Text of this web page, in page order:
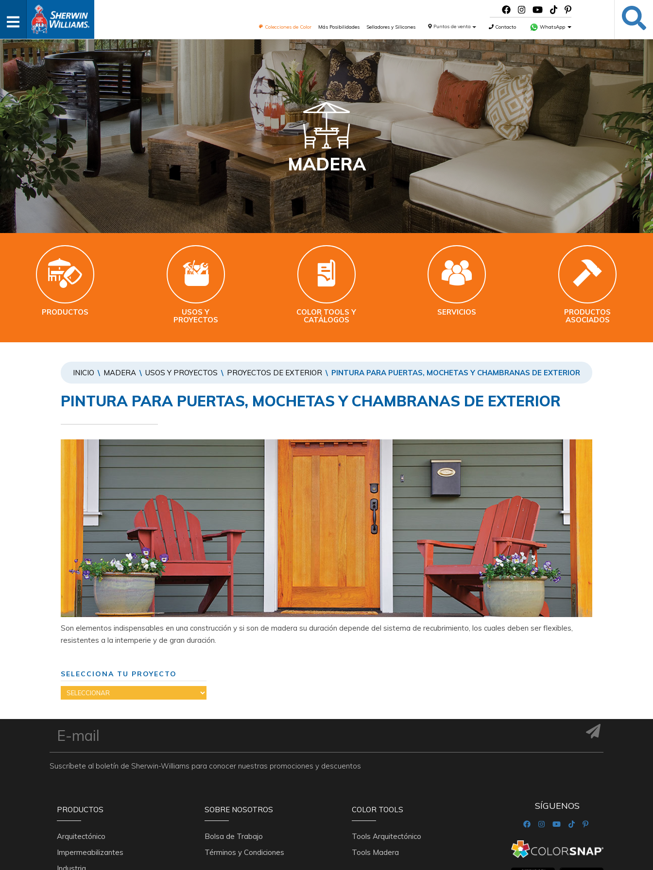
Colecciones de Color Más Posibilidades Selladores y Silicones Puntos de venta Contacto WhatsApp
MADERA
PRODUCTOS
USOS Y
PROYECTOS
COLOR TOOLS Y
CATÁLOGOS
SERVICIOS
PRODUCTOS
ASOCIADOS
INICIO \ MADERA \ USOS Y PROYECTOS \ PROYECTOS DE EXTERIOR \ PINTURA PARA PUERTAS, MOCHETAS Y CHAMBRANAS DE EXTERIOR
PINTURA PARA PUERTAS, MOCHETAS Y CHAMBRANAS DE EXTERIOR
Son elementos indispensables en una construcción y si son de madera su duración depende del sistema de recubrimiento, los cuales deben ser flexibles,
resistentes a la intemperie y de gran duración.
SELECCIONA TU PROYECTO
Suscríbete al boletín de Sherwin-Williams para conocer nuestras promociones y descuentos
PRODUCTOS
Arquitectónico
Impermeabilizantes
SOBRE NOSOTROS
Bolsa de Trabajo
Términos y Condiciones
COLOR TOOLS
Tools Arquitectónico
Tools Madera
SÍGUENOS